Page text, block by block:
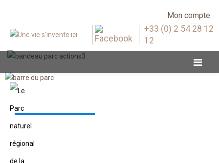
Mon compte
+33 (0) 2 54 28 12
12